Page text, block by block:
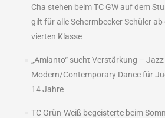
Cha stehen beim TC GW auf dem
gilt für alle Schermbecker Schüler
vierten Klasse
„Amianto“ sucht Verstärkung – Jazz
Modern/Contemporary Dance für
14 Jahre
TC Grün-Weiß begeisterte beim